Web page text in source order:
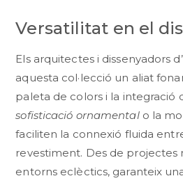
Versatilitat en el
Els arquitectes i dissenyadors
aquesta col·lecció un aliat
paleta de colors i la integració
sofisticació ornamentalo la
faciliten la connexió fluida
revestiment. Des de projectes
entorns eclèctics, garanteix